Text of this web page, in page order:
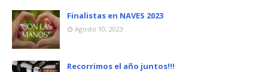
Finalistas en NAVES 2023
Agosto 10, 2023
Recorrimos el año juntos!!!